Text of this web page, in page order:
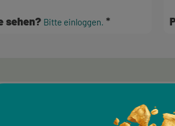
sehen? Bitte einloggen.